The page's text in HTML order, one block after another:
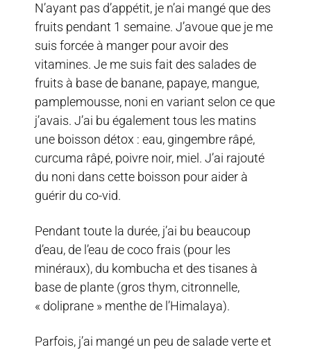
N’ayant pas d’appétit, je n’ai mangé que des
fruits pendant 1 semaine. J’avoue que je me
suis forcée à manger pour avoir des
vitamines. Je me suis fait des salades de
fruits à base de banane, papaye, mangue,
pamplemousse, noni en variant selon ce que
j’avais. J’ai bu également tous les matins
une boisson détox : eau, gingembre râpé,
curcuma râpé, poivre noir, miel. J’ai rajouté
du noni dans cette boisson pour aider à
guérir du co-vid.
Pendant toute la durée, j’ai bu beaucoup
d’eau, de l’eau de coco frais (pour les
minéraux), du kombucha et des tisanes à
base de plante (gros thym, citronnelle,
« doliprane » menthe de l’Himalaya).
Parfois, j’ai mangé un peu de salade verte et